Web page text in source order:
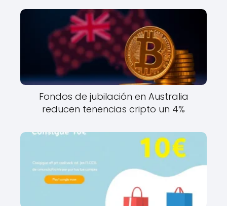
Fondos de jubilación en Australia
reducen tenencias cripto un 4%